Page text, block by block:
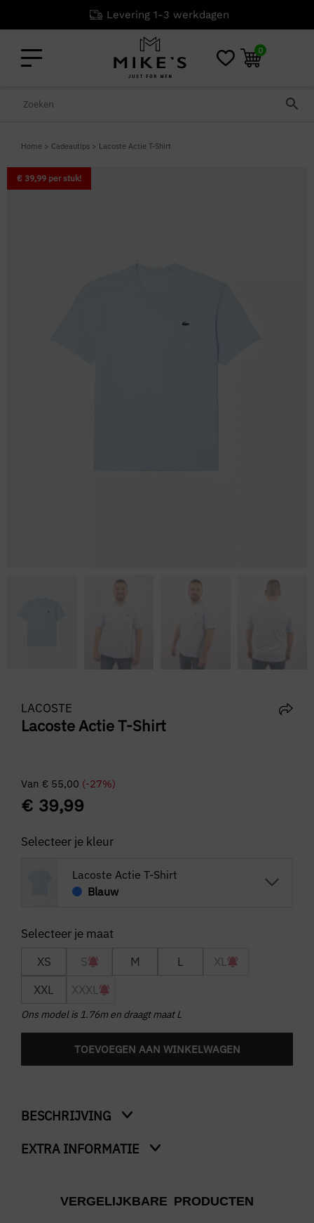
Levering 1-3 werkdagen
0
Home > Cadeautips > Lacoste Actie T-Shirt
€ 39,99 per stuk!
LACOSTE
Lacoste Actie T-Shirt
Van € 55,00 (-27%)
€ 39,99
Selecteer je kleur
Lacoste Actie T-Shirt
Blauw
XS S M L
XL
XXL
XXXL
Ons model is 1.76m en draagt maat L
TOEVOEGEN AAN WINKELWAGEN
BESCHRIJVING
Actie T-Shirt
EXTRA INFORMATIE
BlauwVERGELIJKBARE PRODUCTEN